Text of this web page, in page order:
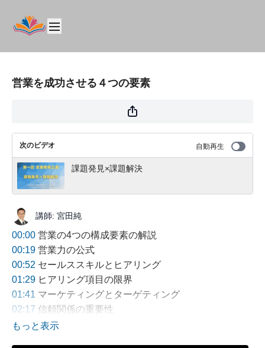
営業を成功させる４つの要素
次のビデオ 自動再生
課題発見×課題解決
講師: 宮田純
00:00 営業の4つの構成要素の解説
00:19 営業力の公式
00:52 セールススキルとヒアリング
01:29 ヒアリング項目の限界
01:41 マーケティングとターゲティング
02:17 信頼関係の重要性
02:48マネジメントと仕事の進め方